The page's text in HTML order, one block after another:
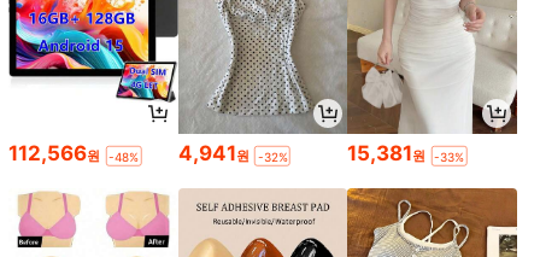
112,566원 -48% 4,941원 -32% 15,381원 -33%